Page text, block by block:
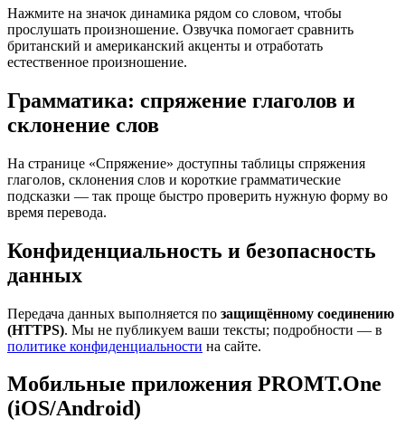
Нажмите на значок динамика рядом со словом, чтобы
прослушать произношение. Озвучка помогает сравнить
британский и американский акценты и отработать
естественное произношение.
Грамматика: спряжение глаголов и
склонение слов
На странице «Спряжение» доступны таблицы спряжения
глаголов, склонения слов и короткие грамматические
подсказки — так проще быстро проверить нужную форму во
время перевода.
Конфиденциальность и безопасность
данных
Передача данных выполняется по защищённому соединению
(HTTPS). Мы не публикуем ваши тексты; подробности — в
политике конфиденциальности на сайте.
Мобильные приложения PROMT.One
(iOS/Android)